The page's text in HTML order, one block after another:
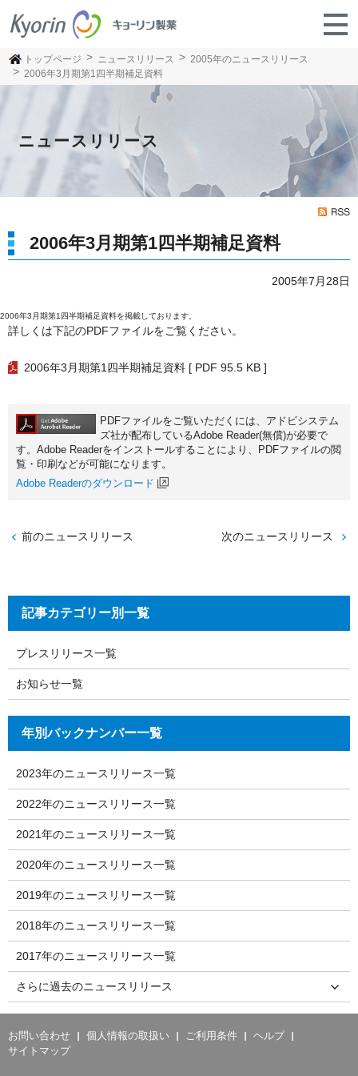
トップページ ニュースリリース
2005年のニュースリリース
2006年3月期第1四半期補足資料
ニュースリリース
2006年3月期第1四半期補足資料
2005年7月28日
2006年3月期第1四半期補足資料を掲載しております。
詳しくは下記のPDFファイルをご覧ください。
2006年3月期第1四半期補足資料 [ PDF 95.5 KB ]
PDFファイルをご覧いただくには、アドビシステム
ズ社が配布しているAdobe Reader(無償)が必要で
す。Adobe Readerをインストールすることにより、PDFファイルの閲
覧・印刷などが可能になります。
Adobe Readerのダウンロード
前のニュースリリース 次のニュースリリース
記事カテゴリー別一覧
プレスリリース一覧
お知らせ一覧
年別バックナンバー一覧
2023年のニュースリリース一覧
2022年のニュースリリース一覧
2021年のニュースリリース一覧
2020年のニュースリリース一覧
2019年のニュースリリース一覧
2018年のニュースリリース一覧
2017年のニュースリリース一覧
さらに過去のニュースリリース
お問い合わせ 個人情報の取扱い ご利用条件
ヘルプ
サイトマップ